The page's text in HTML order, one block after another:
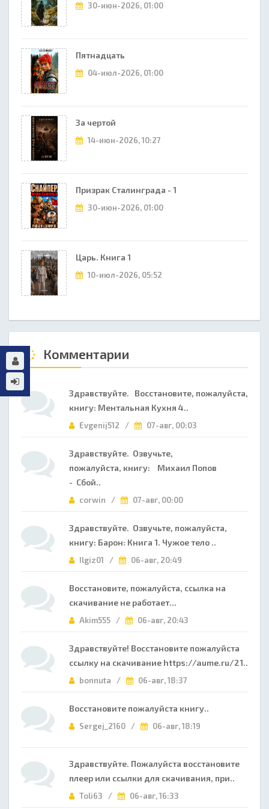
30-июн-2026, 01:00
Пятнадцать
04-июл-2026, 01:00
За чертой
14-июн-2026, 10:27
Призрак Сталинграда - 1
30-июн-2026, 01:00
Царь. Книга 1
10-июл-2026, 05:52
Комментарии
Здравствуйте. Восстановите, пожалуйста,
книгу: Ментальная Кухня 4..
Evgenij512 / 07-авг, 00:03
Здравствуйте. Озвучьте,
пожалуйста, книгу: Михаил Попов
- Сбой..
corwin / 07-авг, 00:00
Здравствуйте. Озвучьте, пожалуйста,
книгу: Барон: Книга 1. Чужое тело ..
Ilgiz01 / 06-авг, 20:49
Восстановите, пожалуйста, ссылка на
скачивание не работает...
Akim555 / 06-авг, 20:43
Здравствуйте! Восстановите пожалуйста
ссылку на скачивание https://aume.ru/21..
bonnuta / 06-авг, 18:37
Восстановите пожалуйста книгу..
Sergej_2160 / 06-авг, 18:19
Здравствуйте. Пожалуйста восстановите
плеер или ссылки для скачивания, при..
Toli63 / 06-авг, 16:33